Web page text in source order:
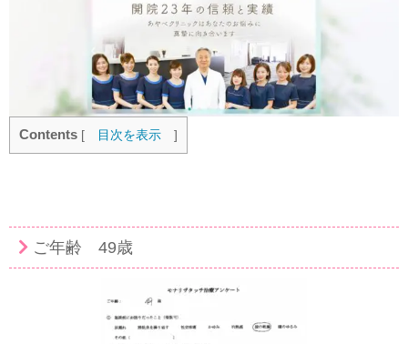
Contents [ 目次を表示 ]
ご年齢 49歳